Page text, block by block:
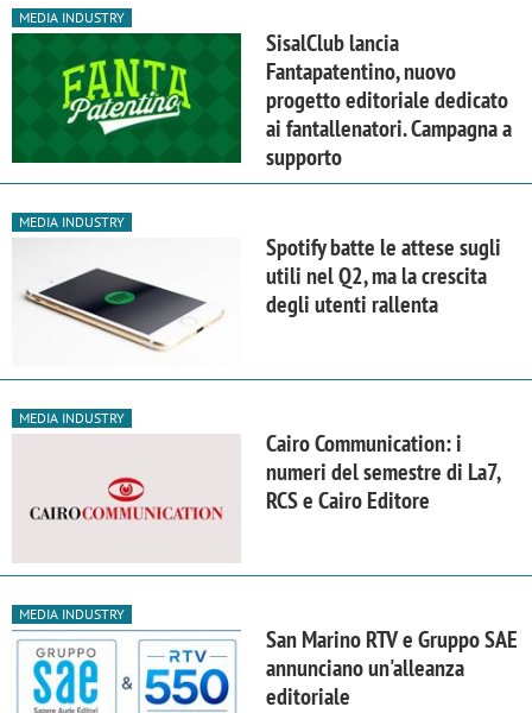
MEDIA INDUSTRY
SisalClub lancia
Fantapatentino, nuovo
progetto editoriale dedicato
ai fantallenatori. Campagna a
supporto
MEDIA INDUSTRY
Spotify batte le attese sugli
utili nel Q2, ma la crescita
degli utenti rallenta
MEDIA INDUSTRY
Cairo Communication: i
numeri del semestre di La7,
RCS e Cairo Editore
MEDIA INDUSTRY
San Marino RTV e Gruppo SAE
annunciano un'alleanza
editoriale